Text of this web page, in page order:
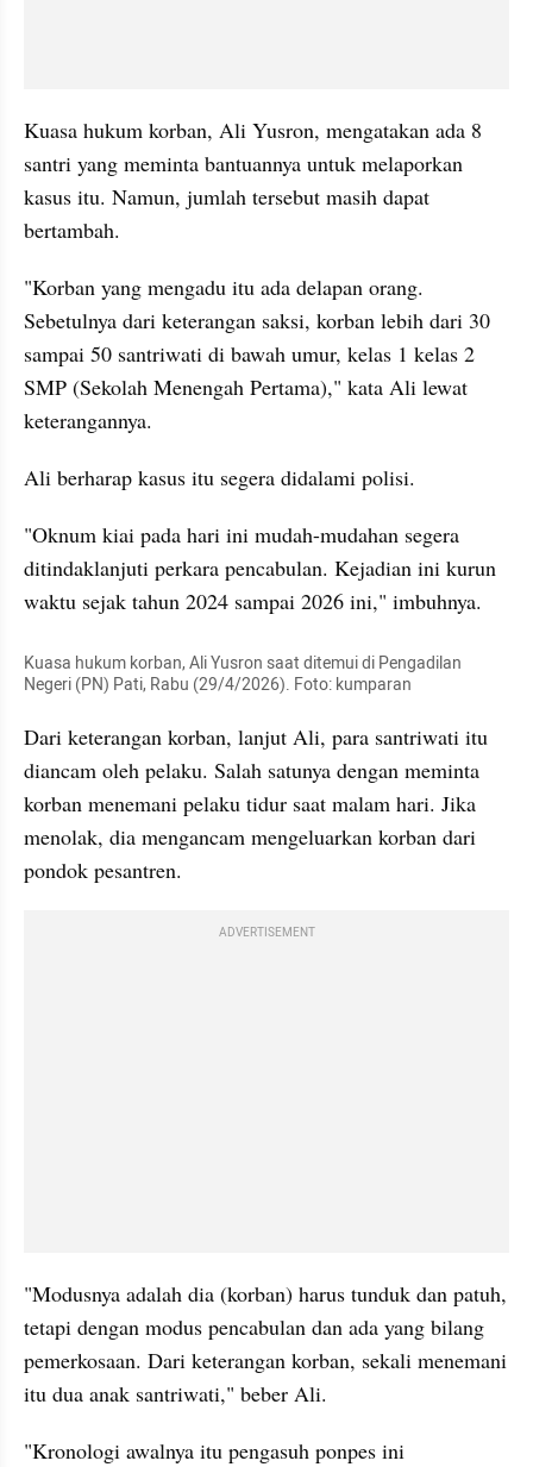
Kuasa hukum korban, Ali Yusron, mengatakan ada 8
santri yang meminta bantuannya untuk melaporkan
kasus itu. Namun, jumlah tersebut masih dapat
bertambah.
"Korban yang mengadu itu ada delapan orang.
Sebetulnya dari keterangan saksi, korban lebih dari 30
sampai 50 santriwati di bawah umur, kelas 1 kelas 2
SMP (Sekolah Menengah Pertama)," kata Ali lewat
keterangannya.
Ali berharap kasus itu segera didalami polisi.
"Oknum kiai pada hari ini mudah-mudahan segera
ditindaklanjuti perkara pencabulan. Kejadian ini kurun
waktu sejak tahun 2024 sampai 2026 ini," imbuhnya.
Kuasa hukum korban, Ali Yusron saat ditemui di Pengadilan
Negeri (PN) Pati, Rabu (29/4/2026). Foto: kumparan
Dari keterangan korban, lanjut Ali, para santriwati itu
diancam oleh pelaku. Salah satunya dengan meminta
korban menemani pelaku tidur saat malam hari. Jika
menolak, dia mengancam mengeluarkan korban dari
pondok pesantren.
ADVERTISEMENT
"Modusnya adalah dia (korban) harus tunduk dan patuh,
tetapi dengan modus pencabulan dan ada yang bilang
pemerkosaan. Dari keterangan korban, sekali menemani
itu dua anak santriwati," beber Ali.
"Kronologi awalnya itu pengasuh ponpes ini